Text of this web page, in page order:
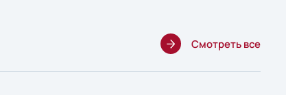
Смотреть все